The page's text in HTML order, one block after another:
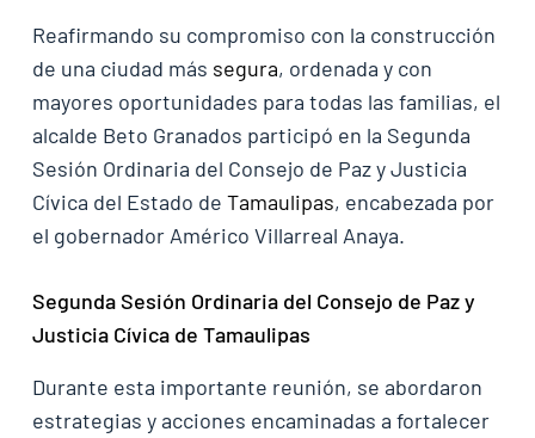
Reafirmando su compromiso con la construcción
de una ciudad más segura, ordenada y con
mayores oportunidades para todas las familias, el
alcalde Beto Granados participó en la Segunda
Sesión Ordinaria del Consejo de Paz y Justicia
Cívica del Estado de Tamaulipas, encabezada por
el gobernador Américo Villarreal Anaya.
Segunda Sesión Ordinaria del Consejo de Paz y
Justicia Cívica de Tamaulipas
Durante esta importante reunión, se abordaron
estrategias y acciones encaminadas a fortalecer